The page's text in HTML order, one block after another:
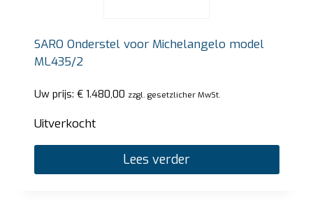
SARO Onderstel voor Michelangelo model
ML435/2
Uw prijs: €1.480,00 zzgl. gesetzlicher MwSt.
Uitverkocht
Lees verder